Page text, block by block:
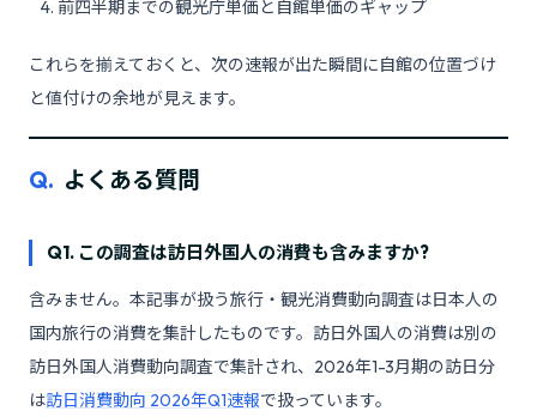
前四半期までの観光庁単価と自館単価のギャップ
これらを揃えておくと、次の速報が出た瞬間に自館の位置づけ
と値付けの余地が見えます。
Q. よくある質問
Q1. この調査は訪日外国人の消費も含みますか?
含みません。本記事が扱う旅行・観光消費動向調査は日本人の
国内旅行の消費を集計したものです。訪日外国人の消費は別の
訪日外国人消費動向調査で集計され、2026年1-3月期の訪日分
は訪日消費動向 2026年Q1速報で扱っています。